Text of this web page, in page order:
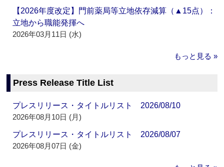
【2026年度改定】門前薬局等立地依存減算（▲15点）：
立地から職能発揮へ
2026年03月11日 (水)
もっと見る »
Press Release Title List
プレスリリース・タイトルリスト 2026/08/10
2026年08月10日 (月)
プレスリリース・タイトルリスト 2026/08/07
2026年08月07日 (金)